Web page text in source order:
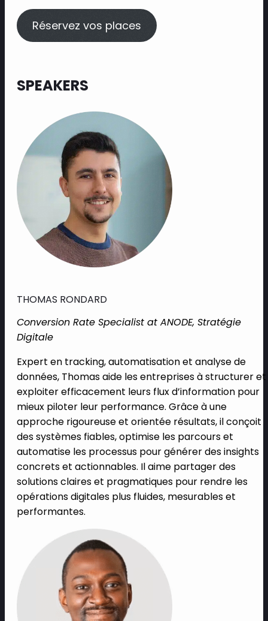
Réservez vos places
SPEAKERS
THOMAS RONDARD
Conversion Rate Specialist at ANODE, Stratégie
Digitale
Expert en tracking, automatisation et analyse de
données, Thomas aide les entreprises à structurer et
exploiter efficacement leurs flux d’information pour
mieux piloter leur performance. Grâce à une
approche rigoureuse et orientée résultats, il conçoit
des systèmes fiables, optimise les parcours et
automatise les processus pour générer des insights
concrets et actionnables. Il aime partager des
solutions claires et pragmatiques pour rendre les
opérations digitales plus fluides, mesurables et
performantes.